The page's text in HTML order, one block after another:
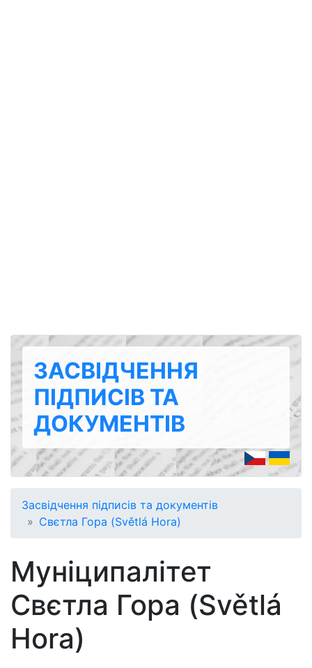
ЗАСВІДЧЕННЯ
ПІДПИСІВ ТА
ДОКУМЕНТІВ
Засвідчення підписів та документів
Свєтла Гора (Světlá Hora)
Муніципалітет
Свєтла Гора (Světlá
Hora)